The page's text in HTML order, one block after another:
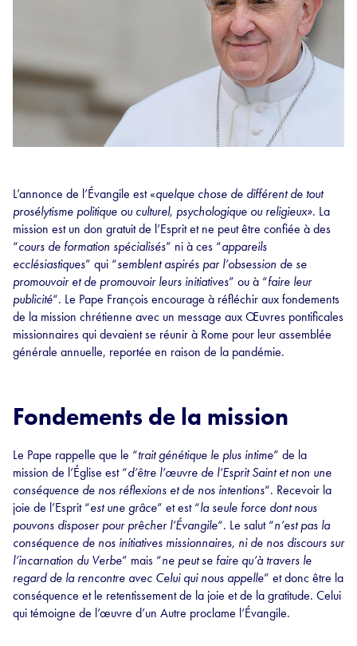
L’annonce de l’Évangile est «quelque chose de différent de tout
prosélytisme politique ou culturel, psychologique ou religieux». La
mission est un don gratuit de l’Esprit et ne peut être confiée à des
“cours de formation spécialisés” ni à ces “appareils
ecclésiastiques” qui “semblent aspirés par l’obsession de se
promouvoir et de promouvoir leurs initiatives” ou à “faire leur
publicité“. Le Pape François encourage à réfléchir aux fondements
de la mission chrétienne avec un message aux Œuvres pontificales
missionnaires qui devaient se réunir à Rome pour leur assemblée
générale annuelle, reportée en raison de la pandémie.
Fondements de la mission
Le Pape rappelle que le “trait génétique le plus intime” de la
mission de l’Église est “d’être l’œuvre de l’Esprit Saint et non une
conséquence de nos réflexions et de nos intentions“. Recevoir la
joie de l’Esprit “est une grâce” et est “la seule force dont nous
pouvons disposer pour prêcher l’Évangile“. Le salut “n’est pas la
conséquence de nos initiatives missionnaires, ni de nos discours sur
l’incarnation du Verbe” mais “ne peut se faire qu’à travers le
regard de la rencontre avec Celui qui nous appelle” et donc être la
conséquence et le retentissement de la joie et de la gratitude. Celui
qui témoigne de l’œuvre d’un Autre proclame l’Évangile.